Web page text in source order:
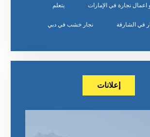
اعمال نجارة في الإمارات يتعلم
‏نجار خشب في دبي
إعلانات